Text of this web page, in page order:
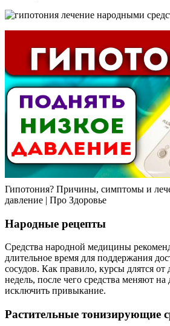
Гипотония? Причины, симптомы и
давление | Про Здоровье
Народные рецепты
Средства народной медицины
длительное время для поддержания
сосудов. Как правило, курсы длятся от
недель, после чего средства меняют
исключить привыкание.
Растительные тонизирующие